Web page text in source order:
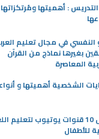
: أهميتها ومُرتكزاتها
النفسي في مجال تعليم
بغيرها نماذج من القرآن
المعاصرة
الشخصية أهميتها و
أفضل 10 قنوات يوتيوب لتعليم
للأطفال